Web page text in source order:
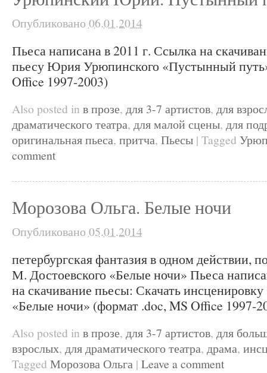
Опубликовано 06.01.2014
Пьеса написана в 2011 г. Ссылка на
пьесу Юрия Урюпинского «Пустынный
Office 1997-2003)
Also posted in в прозе, для 3-7 артистов, для
драматического театра, для малой сцены, для
оригинальная пьеса, притча, Пьесы | Tagged
comment
Морозова Ольга. Белые ночи
Опубликовано 05.01.2014
петербургская фантазия в одном действии,
М. Достоевского «Белые ночи» Пьеса
на скачивание пьесы: Скачать
«Белые ночи» (формат .doc, MS Office 1997-
Also posted in в прозе, для 3-7 артистов, для
взрослых, для драматического театра, драма,
Tagged Морозова Ольга | Leave a comment